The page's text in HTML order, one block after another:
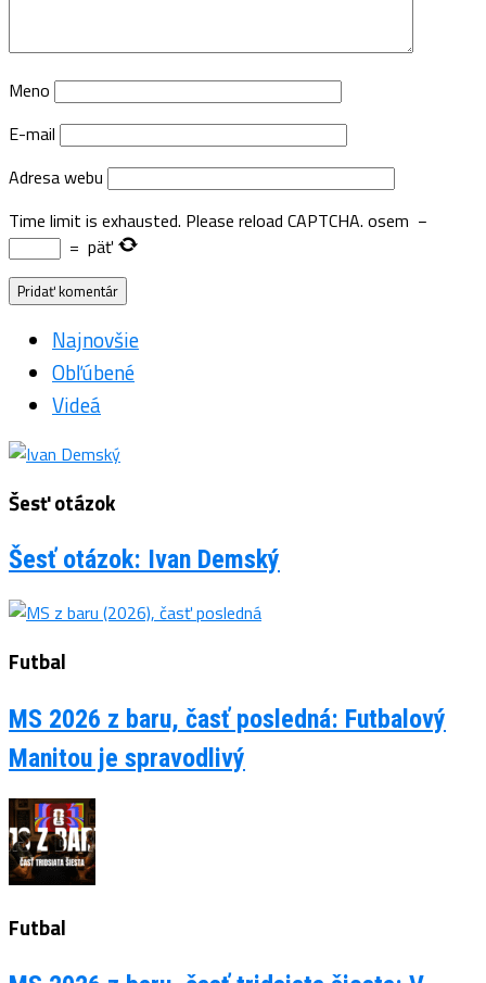
Meno
E-mail
Adresa webu
Time limit is exhausted. Please reload CAPTCHA. osem −
= päť
Najnovšie
Obľúbené
Videá
Šesť otázok
Šesť otázok: Ivan Demský
Futbal
MS 2026 z baru, časť posledná: Futbalový
Manitou je spravodlivý
Futbal